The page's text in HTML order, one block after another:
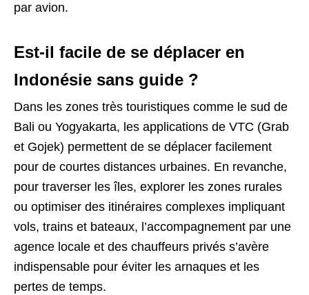
par avion.
Est-il facile de se déplacer en
Indonésie sans guide ?
Dans les zones très touristiques comme le sud de
Bali ou Yogyakarta, les applications de VTC (Grab
et Gojek) permettent de se déplacer facilement
pour de courtes distances urbaines. En revanche,
pour traverser les îles, explorer les zones rurales
ou optimiser des itinéraires complexes impliquant
vols, trains et bateaux, l’accompagnement par une
agence locale et des chauffeurs privés s’avère
indispensable pour éviter les arnaques et les
pertes de temps.